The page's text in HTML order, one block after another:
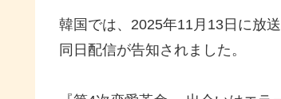
韓国では、2025年11月13日に放
同日配信が告知されました。